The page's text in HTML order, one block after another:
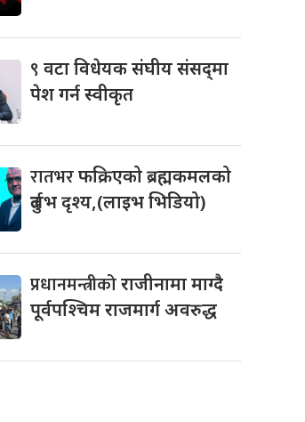
९वटा विधेयक संघीय संसद्‌मा
पेश गर्न स्वीकृत
रातभरफक्रिएको ब्रह्मकमलको
दुर्लभ दृश्य,(लाइभ भिडियो)
प्रधानमन्त्रीकोराजीनामा माग्दै
पूर्वपश्चिम राजमार्ग अवरुद्ध